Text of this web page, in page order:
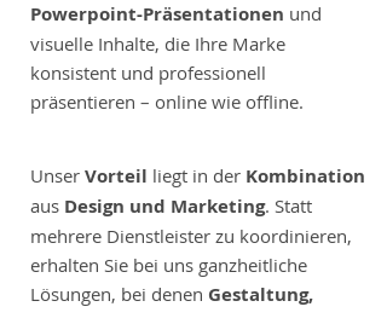
Powerpoint-Präsentationen und
visuelle Inhalte, die Ihre Marke
konsistent und professionell
präsentieren – online wie offline.
Unser Vorteil liegt in der Kombination
aus Design und Marketing. Statt
mehrere Dienstleister zu koordinieren,
erhalten Sie bei uns ganzheitliche
Lösungen, bei denen Gestaltung,